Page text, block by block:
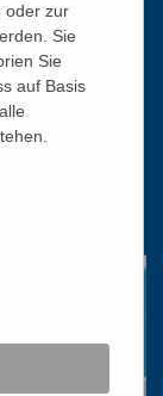
oder zur
Sie
Sie
auf Basis